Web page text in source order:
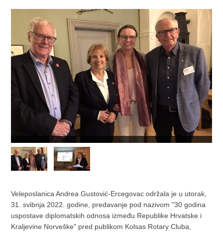
Veleposlanica Andrea Gustović-Ercegovac održala je u utorak,
31. svibnja 2022. godine, predavanje pod nazivom "30 godina
uspostave diplomatskih odnosa između Republike Hrvatske i
Kraljevine Norveške" pred publikom Kolsas Rotary Cluba,